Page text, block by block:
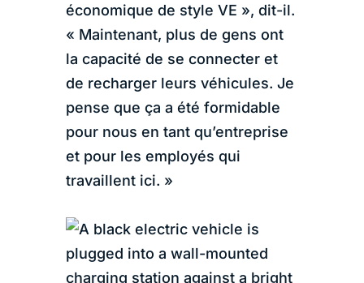
économique de style VE », dit-il.
« Maintenant, plus de gens ont
la capacité de se connecter et
de recharger leurs véhicules. Je
pense que ça a été formidable
pour nous en tant qu’entreprise
et pour les employés qui
travaillent ici. »